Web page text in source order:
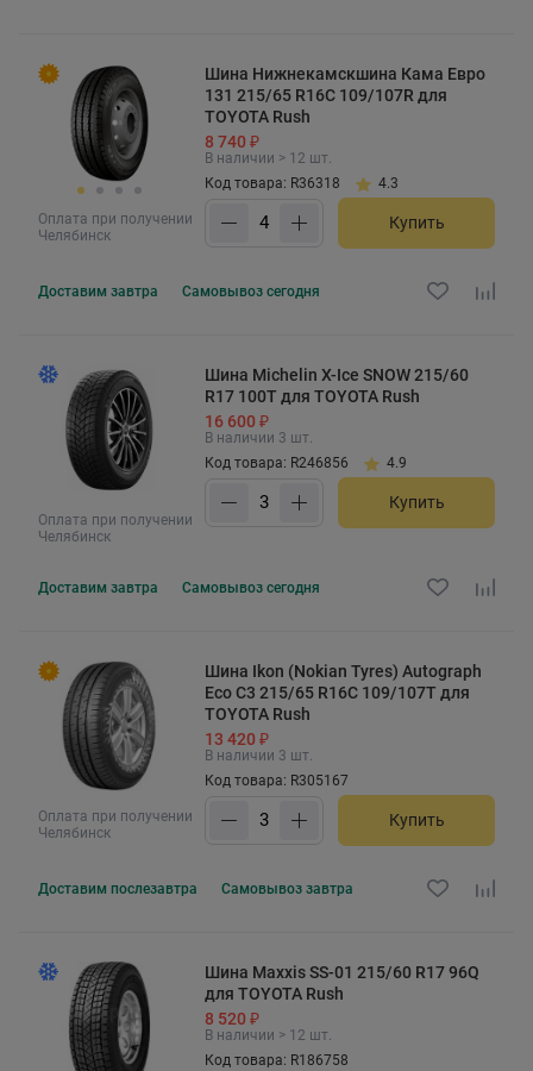
Оплата при получении
Челябинск
Шина Нижнекамскшина Кама Евро
131 215/65 R16C 109/107R для
TOYOTA Rush
8 740 ₽
В наличии > 12 шт.
Код товара: R36318
4.3
Купить
Доставим завтра Самовывоз сегодня
Оплата при получении
Челябинск
Шина Michelin X-Ice SNOW 215/60
R17 100T для TOYOTA Rush
16 600 ₽
В наличии 3 шт.
Код товара: R246856
4.9
Купить
Доставим завтра Самовывоз сегодня
Оплата при получении
Челябинск
Шина Ikon (Nokian Tyres) Autograph
Eco C3 215/65 R16C 109/107T для
TOYOTA Rush
13 420 ₽
В наличии 3 шт.
Код товара: R305167
Купить
Доставим послезавтра Самовывоз завтра
Шина Maxxis SS-01 215/60 R17 96Q
для TOYOTA Rush
8 520 ₽
В наличии > 12 шт.
Код товара: R186758